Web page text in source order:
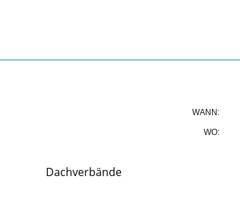
WANN:
WO:
Dachverbände